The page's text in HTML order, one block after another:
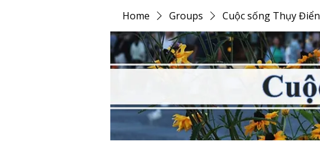
Home Groups Cuộc sống Thụy Điển